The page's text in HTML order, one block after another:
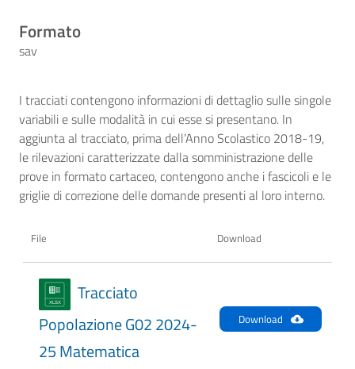
Formato
sav
I tracciati contengono informazioni di dettaglio sulle singole
variabili e sulle modalità in cui esse si presentano. In
aggiunta al tracciato, prima dell’Anno Scolastico 2018-19,
le rilevazioni caratterizzate dalla somministrazione delle
prove in formato cartaceo, contengono anche i fascicoli e le
griglie di correzione delle domande presenti al loro interno.
File Download
Tracciato
Popolazione G02 2024-
25 Matematica
Download